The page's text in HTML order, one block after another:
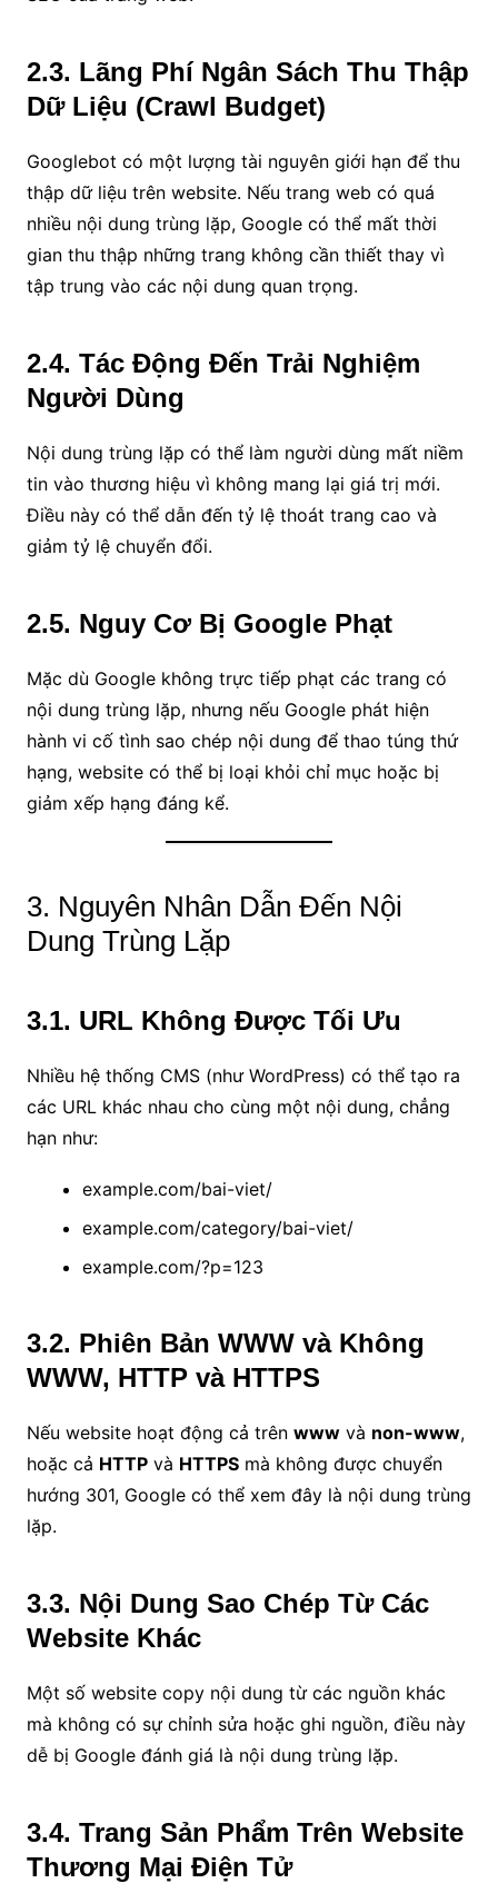
2.3. Lãng Phí Ngân Sách Thu Thập
Dữ Liệu (Crawl Budget)
Googlebot có một lượng tài nguyên giới hạn để thu
thập dữ liệu trên website. Nếu trang web có quá
nhiều nội dung trùng lặp, Google có thể mất thời
gian thu thập những trang không cần thiết thay vì
tập trung vào các nội dung quan trọng.
2.4. Tác Động Đến Trải Nghiệm
Người Dùng
Nội dung trùng lặp có thể làm người dùng mất niềm
tin vào thương hiệu vì không mang lại giá trị mới.
Điều này có thể dẫn đến tỷ lệ thoát trang cao và
giảm tỷ lệ chuyển đổi.
2.5. Nguy Cơ Bị Google Phạt
Mặc dù Google không trực tiếp phạt các trang có
nội dung trùng lặp, nhưng nếu Google phát hiện
hành vi cố tình sao chép nội dung để thao túng thứ
hạng, website có thể bị loại khỏi chỉ mục hoặc bị
giảm xếp hạng đáng kể.
3. Nguyên Nhân Dẫn Đến Nội
Dung Trùng Lặp
3.1. URL Không Được Tối Ưu
Nhiều hệ thống CMS (như WordPress) có thể tạo ra
các URL khác nhau cho cùng một nội dung, chẳng
hạn như:
example.com/bai-viet/
example.com/category/bai-viet/
example.com/?p=123
3.2. Phiên Bản WWW và Không
WWW, HTTP và HTTPS
Nếu website hoạt động cả trên wwwvà non-www,
hoặc cả HTTPvà HTTPSmà không được chuyển
hướng 301, Google có thể xem đây là nội dung trùng
lặp.
3.3. Nội Dung Sao Chép Từ Các
Website Khác
Một số website copy nội dung từ các nguồn khác
mà không có sự chỉnh sửa hoặc ghi nguồn, điều này
dễ bị Google đánh giá là nội dung trùng lặp.
3.4. Trang Sản Phẩm Trên Website
Thương Mại Điện Tử